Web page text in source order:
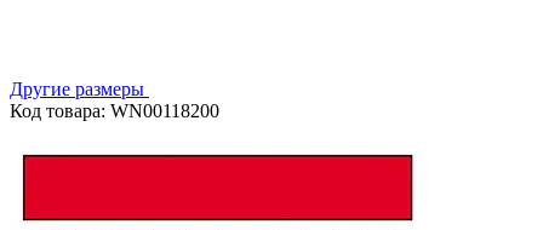
Другие размеры
Код товара: WN00118200